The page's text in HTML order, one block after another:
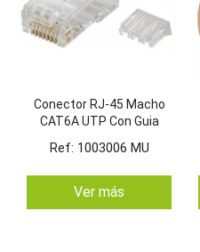
Conector RJ-45 Macho
CAT6A UTP Con Guia
Minima. Bolsa 100
Ref: 1003006 MU
Ver más